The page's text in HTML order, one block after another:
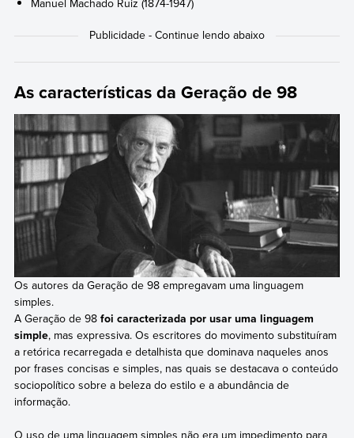
As características da Geração de 98
Os autores da Geração de 98 empregavam uma linguagem
simples.
A Geração de 98foi caracterizada por usar uma linguagem
simple, mas expressiva. Os escritores do movimento substituíram
a retórica recarregada e detalhista que dominava naqueles anos
por frases concisas e simples, nas quais se destacava o conteúdo
sociopolítico sobre a beleza do estilo e a abundância de
informação.